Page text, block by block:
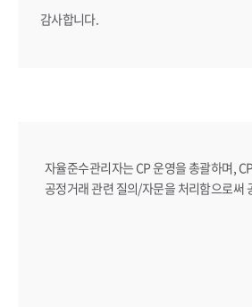
감사합니다.
자율준수관리자는 CP 운영을 총괄하며,
공정거래 관련 질의/자문을 처리함으로써